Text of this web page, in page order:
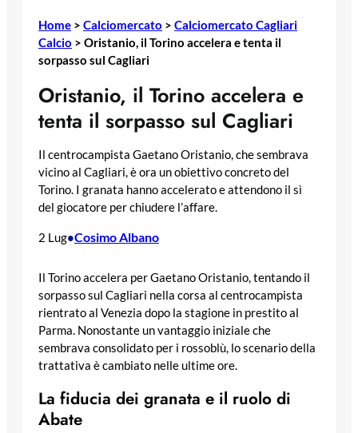
Home > Calciomercato > Calciomercato Cagliari
Calcio > Oristanio, il Torino accelera e tenta il
sorpasso sul Cagliari
Oristanio, il Torino accelera e
tenta il sorpasso sul Cagliari
Il centrocampista Gaetano Oristanio, che sembrava
vicino al Cagliari, è ora un obiettivo concreto del
Torino. I granata hanno accelerato e attendono il sì
del giocatore per chiudere l’affare.
2 Lug•Cosimo Albano
Il Torino accelera per Gaetano Oristanio, tentando il
sorpasso sul Cagliari nella corsa al centrocampista
rientrato al Venezia dopo la stagione in prestito al
Parma. Nonostante un vantaggio iniziale che
sembrava consolidato per i rossoblù, lo scenario della
trattativa è cambiato nelle ultime ore.
La fiducia dei granata e il ruolo di
Abate